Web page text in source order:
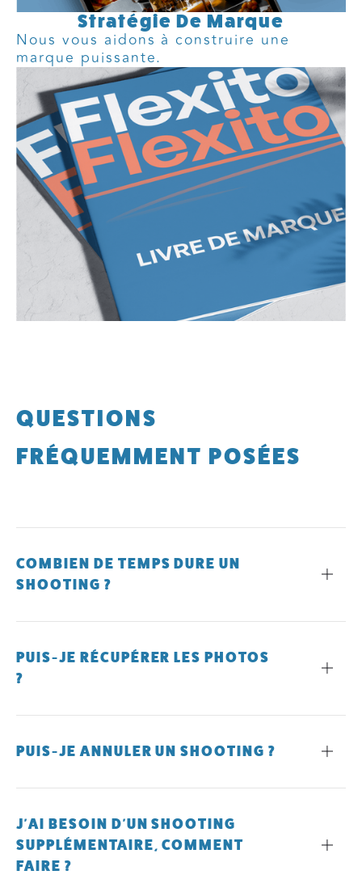
Stratégie De Marque
Nous vous aidons à construire une
marque puissante.
QUESTIONS
FRÉQUEMMENT POSÉES
COMBIEN DE TEMPS DURE UN
SHOOTING ?
PUIS-JE RÉCUPÉRER LES PHOTOS
?
PUIS-JE ANNULER UN SHOOTING ?
J'AI BESOIN D'UN SHOOTING
SUPPLÉMENTAIRE, COMMENT
FAIRE ?